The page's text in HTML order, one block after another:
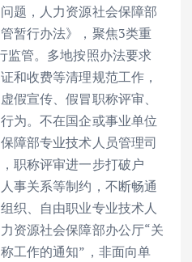
题，人力资源社会保障部
暂行办法》，聚焦3类重
监管。多地按照办法要求
和收费等清理规范工作，
假宣传、假冒职称评审、
为。不在国企或事业单位
障部专业技术人员管理司
职称评审进一步打破户
事关系等制约，不断畅通
织、自由职业专业技术人
资源社会保障部办公厅“关
工作的通知”，非面向单